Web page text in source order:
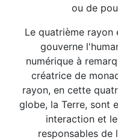
ou de
Le quatrième rayon
gouverne
numérique à
créatrice de
rayon, en cette
globe, la Terre, sont
interaction et
responsables de